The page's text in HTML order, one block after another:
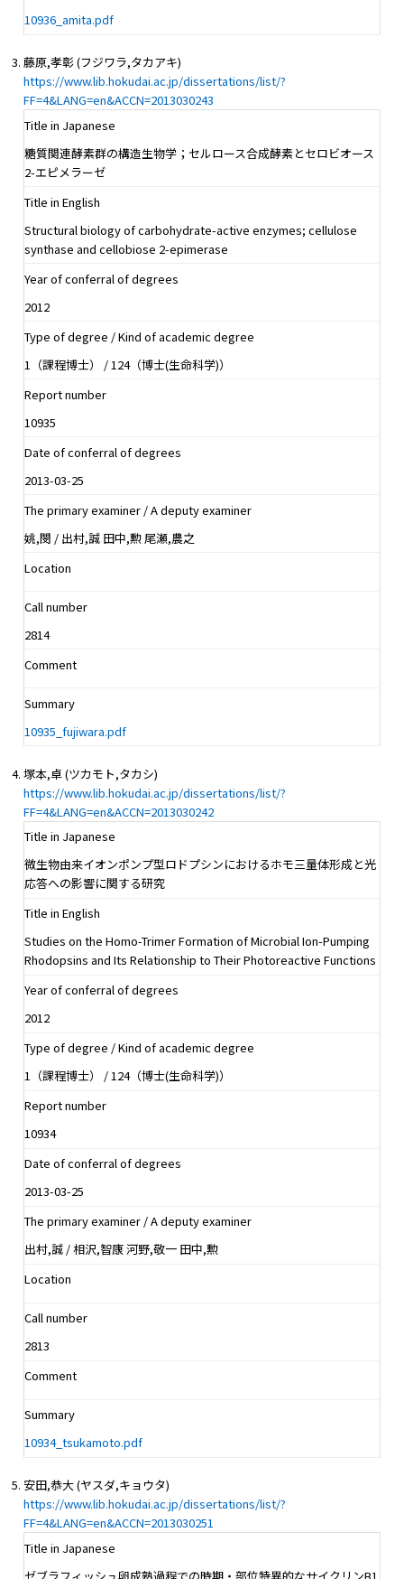
10936_amita.pdf
藤原,孝彰 (フジワラ,タカアキ)
https://www.lib.hokudai.ac.jp/dissertations/list/?
FF=4&LANG=en&ACCN=2013030243
Title in Japanese
糖質関連酵素群の構造生物学；セルロース合成酵素とセロビオース
2-エピメラーゼ
Title in English
Structural biology of carbohydrate-active enzymes; cellulose
synthase and cellobiose 2-epimerase
Year of conferral of degrees
2012
Type of degree / Kind of academic degree
1（課程博士） / 124（博士(生命科学)）
Report number
10935
Date of conferral of degrees
2013-03-25
The primary examiner / A deputy examiner
姚,閔 / 出村,誠 田中,勲 尾瀬,農之
Location
Call number
2814
Comment
Summary
10935_fujiwara.pdf
塚本,卓 (ツカモト,タカシ)
https://www.lib.hokudai.ac.jp/dissertations/list/?
FF=4&LANG=en&ACCN=2013030242
Title in Japanese
微生物由来イオンポンプ型ロドプシンにおけるホモ三量体形成と光
応答への影響に関する研究
Title in English
Studies on the Homo-Trimer Formation of Microbial Ion-Pumping
Rhodopsins and Its Relationship to Their Photoreactive Functions
Year of conferral of degrees
2012
Type of degree / Kind of academic degree
1（課程博士） / 124（博士(生命科学)）
Report number
10934
Date of conferral of degrees
2013-03-25
The primary examiner / A deputy examiner
出村,誠 / 相沢,智康 河野,敬一 田中,勲
Location
Call number
2813
Comment
Summary
10934_tsukamoto.pdf
安田,恭大 (ヤスダ,キョウタ)
https://www.lib.hokudai.ac.jp/dissertations/list/?
FF=4&LANG=en&ACCN=2013030251
Title in Japanese